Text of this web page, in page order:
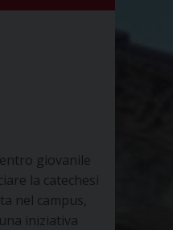
giovanile
la catechesi
nel campus,
iniziativa